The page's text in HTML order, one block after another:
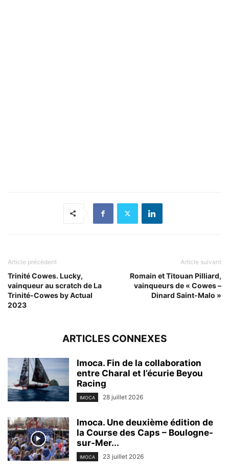
Article précédent
Trinité Cowes. Lucky,
vainqueur au scratch de La
Trinité-Cowes by Actual
2023
Article suivant
Romain et Titouan Pilliard,
vainqueurs de « Cowes –
Dinard Saint-Malo »
ARTICLES CONNEXES
Imoca. Fin de la collaboration
entre Charal et l’écurie Beyou
Racing
IMOCA 28 juillet 2026
Imoca. Une deuxième édition de
la Course des Caps – Boulogne-
sur-Mer...
IMOCA 23 juillet 2026